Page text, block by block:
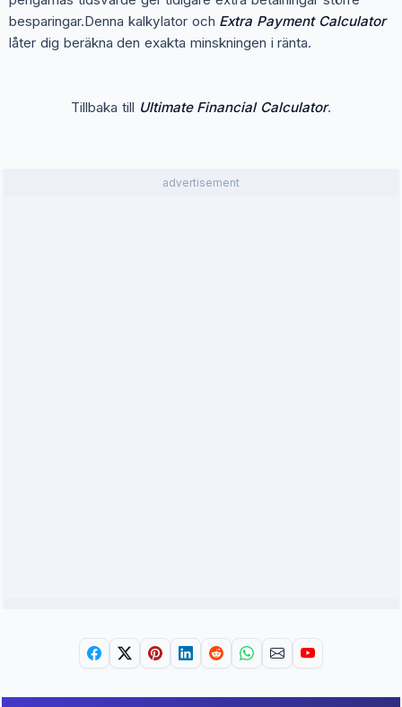
besparingar.Denna kalkylator och Extra Payment Calculator
låter dig beräkna den exakta minskningen i ränta.
Tillbaka till Ultimate Financial Calculator.
advertisement